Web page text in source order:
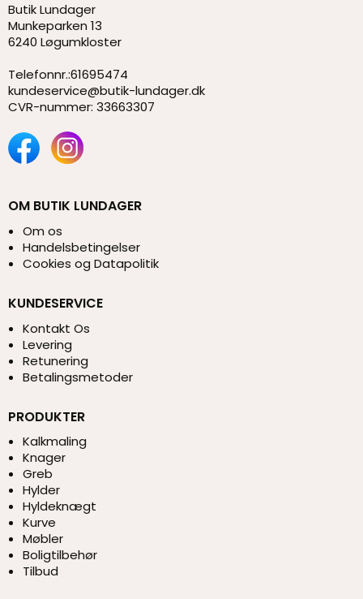
Butik Lundager
Munkeparken 13
6240 Løgumkloster
Telefonnr.:61695474
kundeservice@butik-lundager.dk
CVR-nummer: 33663307
OM BUTIK LUNDAGER
Om os
Handelsbetingelser
Cookies og Datapolitik
KUNDESERVICE
Kontakt Os
Levering
Retunering
Betalingsmetoder
PRODUKTER
Kalkmaling
Knager
Greb
Hylder
Hyldeknægt
Kurve
Møbler
Boligtilbehør
Tilbud